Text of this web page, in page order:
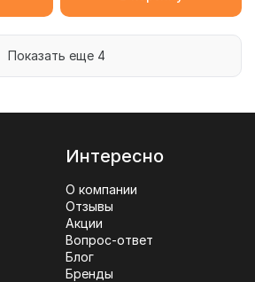
Показать еще 4
Интересно
О компании
Отзывы
Акции
Вопрос-ответ
Блог
Бренды